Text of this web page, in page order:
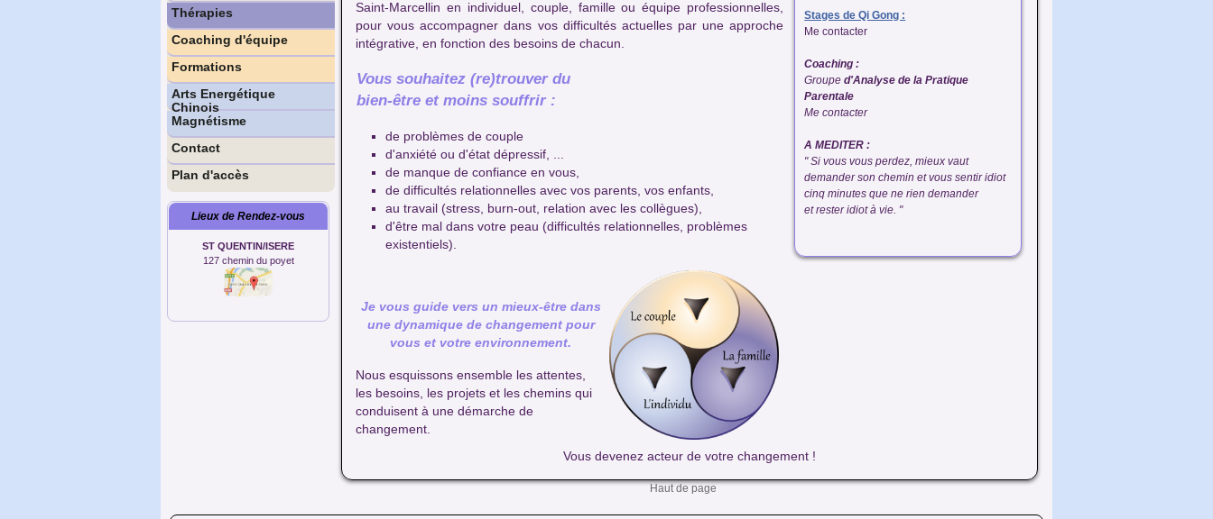
Thérapies
Coaching d'équipe
Formations
Arts Energétique
Chinois
Magnétisme
Contact
Plan d'accès
Lieux de Rendez-vous
ST QUENTIN/ISERE
127 chemin du poyet
Stages de Qi Gong :
Me contacter
Coaching :
Groupe d'Analyse de la Pratique
Parentale
Me contacter
A MEDITER :
" Si vous vous perdez, mieux vaut
demander son chemin et vous sentir idiot
cinq minutes que ne rien demander
et rester idiot à vie. "
Saint-Marcellin en individuel, couple, famille ou équipe professionnelles,
pour vous accompagner dans vos difficultés actuelles par une approche
intégrative, en fonction des besoins de chacun.
Vous souhaitez (re)trouver du
bien-être et moins souffrir :
de problèmes de couple
d'anxiété ou d'état dépressif, ...
de manque de confiance en vous,
de difficultés relationnelles avec vos parents, vos enfants,
au travail (stress, burn-out, relation avec les collègues),
d'être mal dans votre peau (difficultés relationnelles, problèmes
existentiels).
Je vous guide vers un mieux-être dans
une dynamique de changement pour
vous et votre environnement.
Nous esquissons ensemble les attentes,
les besoins, les projets et les chemins qui
conduisent à une démarche de
changement.
Vous devenez acteur de votre changement !
Haut de page